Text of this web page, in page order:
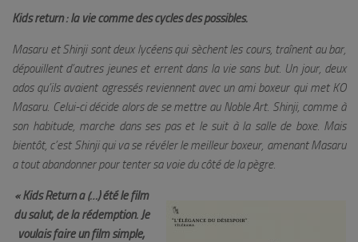
Kids return : la vie comme des cycles des possibles.
Masaru et Shinji sont deux lycéens qui sèchent les cours, traînent au bar,
dépouillent d’autres jeunes et errent dans la vie sans but. Un jour, deux
ados qu’ils avaient agressés reviennent avec un ami boxeur qui met KO
Masaru. Celui-ci décide alors de se mettre au Noble Art. Shinji, comme à
son habitude, marche dans ses pas et le suit à la salle de boxe. Mais
bientôt, c’est Shinji qui va se révéler le meilleur boxeur, amenant Masaru
a tout abandonner pour tenter sa voie du côté de la pègre.
« Kids Return a (…) été le film
du salut, de la rédemption. Je
voulais faire un film simple,